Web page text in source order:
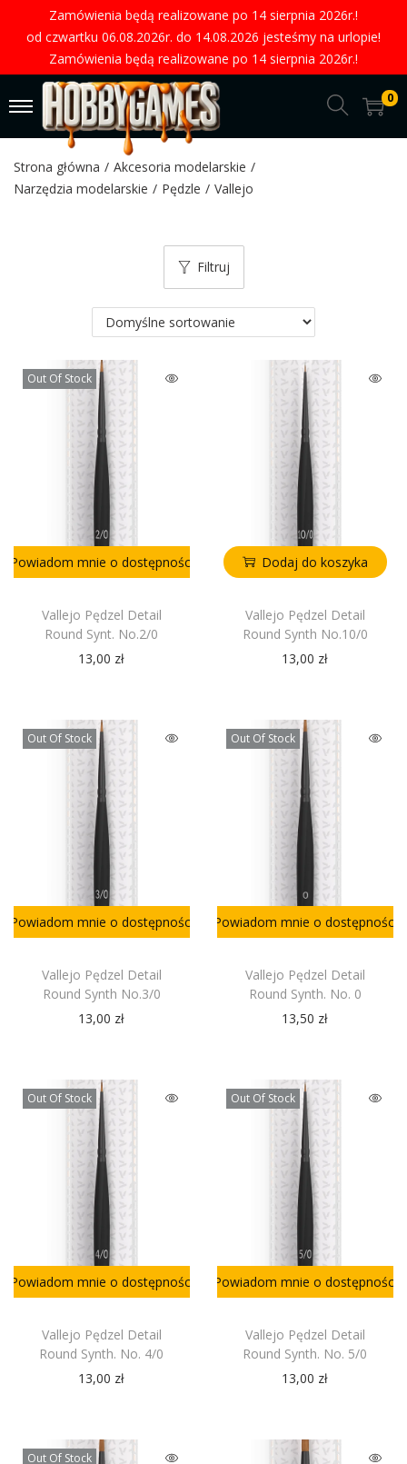
Zamówienia będą realizowane po 14 sierpnia 2026r.!
od czwartku 06.08.2026r. do 14.08.2026 jesteśmy na urlopie!
Zamówienia będą realizowane po 14 sierpnia 2026r.!
0
Strona główna / Akcesoria modelarskie /
Narzędzia modelarskie / Pędzle / Vallejo
Filtruj
Out Of Stock
Powiadom mnie o dostępności
Vallejo Pędzel Detail
Round Synt. No.2/0
13,00 zł
Dodaj do koszyka
Vallejo Pędzel Detail
Round Synth No.10/0
13,00 zł
Out Of Stock
Powiadom mnie o dostępności
Vallejo Pędzel Detail
Round Synth No.3/0
13,00 zł
Out Of Stock
Powiadom mnie o dostępności
Vallejo Pędzel Detail
Round Synth. No. 0
13,50 zł
Out Of Stock
Powiadom mnie o dostępności
Vallejo Pędzel Detail
Round Synth. No. 4/0
13,00 zł
Out Of Stock
Powiadom mnie o dostępności
Vallejo Pędzel Detail
Round Synth. No. 5/0
13,00 zł
Out Of Stock